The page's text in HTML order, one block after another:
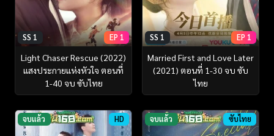
SS 1 EP 1
Light Chaser Rescue (2022)
แสงประกายแห่งหัวใจ ตอนที่
1-40 จบ ซับไทย
SS 1 EP 1
Married First and Love Later
(2021) ตอนที่ 1-30 จบ ซับ
ไทย
จบแล้ว HD จบแล้ว ซับไทย